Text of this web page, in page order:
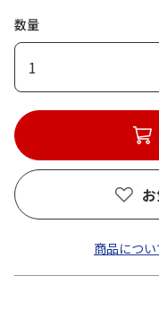
数量
1
商品につ